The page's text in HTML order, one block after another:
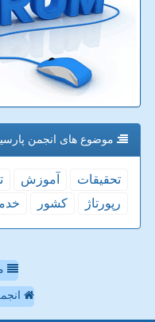
موضوع های انجمن
تحقیقات آموزش
رپورتاژ
كشور